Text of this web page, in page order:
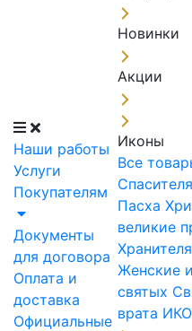
Наши работы
Услуги
Покупателям
Документы
для договора
Оплата и
доставка
Официальные
Новинки
Акции
Иконы
Все
Спасителя
Пасха
великие
Хранителя
Женские
святых
врата